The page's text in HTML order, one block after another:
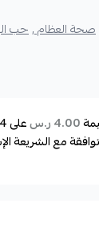
صحة العظام ,حب
4.00 ر.س على4
مع الشريعة